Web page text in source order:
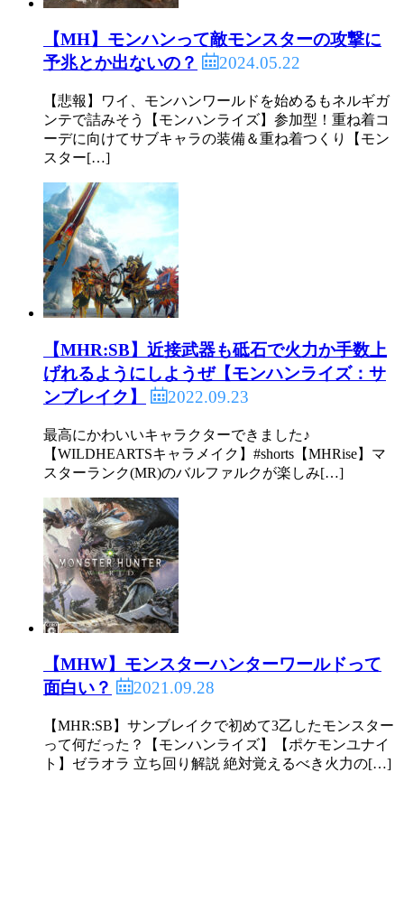
【MH】モンハンって敵モンスターの攻撃に
予兆とか出ないの？
2024.05.22
【悲報】ワイ、モンハンワールドを始めるもネルギガ
ンテで詰みそう【モンハンライズ】参加型！重ね着コ
ーデに向けてサブキャラの装備＆重ね着つくり【モン
スター[…]
【MHR:SB】近接武器も砥石で火力か手数上
げれるようにしようぜ【モンハンライズ：サ
ンブレイク】
2022.09.23
最高にかわいいキャラクターできました♪
【WILDHEARTSキャラメイク】#shorts【MHRise】マ
スターランク(MR)のバルファルクが楽しみ[…]
【MHW】モンスターハンターワールドって
面白い？
2021.09.28
【MHR:SB】サンブレイクで初めて3乙したモンスター
って何だった？【モンハンライズ】【ポケモンユナイ
ト】ゼラオラ 立ち回り解説 絶対覚えるべき火力の[…]